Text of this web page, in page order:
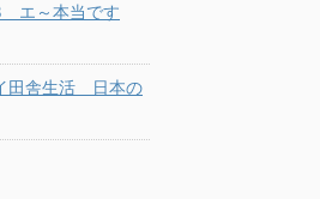
エ～本当です
田舎生活 日本の